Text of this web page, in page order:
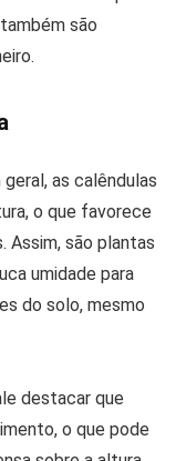
são
as calêndulas
o que favorece
Assim, são plantas
umidade para
do solo, mesmo
destacar que
o que pode